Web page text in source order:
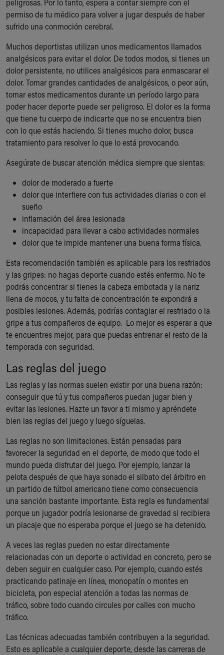
peligrosas. Por lo tanto, espera a contar siempre con el
permiso de tu médico para volver a jugar después de haber
sufrido una conmoción cerebral.
Muchos deportistas utilizan unos medicamentos llamados
analgésicos para evitar el dolor. De todos modos, si tienes un
dolor persistente, no utilices analgésicos para enmascarar el
dolor. Tomar grandes cantidades de analgésicos, o peor aún,
tomar estos medicamentos durante un período largo para
poder hacer deporte puede ser peligroso. El dolor es la forma
que tiene tu cuerpo de indicarte que no se encuentra bien
con lo que estás haciendo. Si tienes mucho dolor, busca
tratamiento para resolver lo que lo está provocando.
Asegúrate de buscar atención médica siempre que sientas:
dolor de moderado a fuerte
dolor que interfiere con tus actividades diarias o con el
sueño
inflamación del área lesionada
incapacidad para llevar a cabo actividades normales
dolor que te impide mantener una buena forma física.
Esta recomendación también es aplicable para los resfriados
y las gripes: no hagas deporte cuando estés enfermo. No te
podrás concentrar si tienes la cabeza embotada y la nariz
llena de mocos, y tu falta de concentración te expondrá a
posibles lesiones. Además, podrías contagiar el resfriado o la
gripe a tus compañeros de equipo. Lo mejor es esperar a que
te encuentres mejor, para que puedas entrenar el resto de la
temporada con seguridad.
Las reglas del juego
Las reglas y las normas suelen existir por una buena razón:
conseguir que tú y tus compañeros puedan jugar bien y
evitar las lesiones. Hazte un favor a ti mismo y apréndete
bien las reglas del juego y luego síguelas.
Las reglas no son limitaciones. Están pensadas para
favorecer la seguridad en el deporte, de modo que todo el
mundo pueda disfrutar del juego. Por ejemplo, lanzar la
pelota después de que haya sonado el silbato del árbitro en
un partido de fútbol americano tiene como consecuencia
una sanción bastante importante. Esta regla es fundamental
porque un jugador podría lesionarse de gravedad si recibiera
un placaje que no esperaba porque el juego se ha detenido.
A veces las reglas pueden no estar directamente
relacionadas con un deporte o actividad en concreto, pero se
deben seguir en cualquier caso. Por ejemplo, cuando estés
practicando patinaje en línea, monopatín o montes en
bicicleta, pon especial atención a todas las normas de
tráfico, sobre todo cuando circules por calles con mucho
tráfico.
Las técnicas adecuadas también contribuyen a la seguridad.
Esto es aplicable a cualquier deporte, desde las carreras de